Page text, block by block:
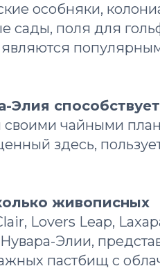
особняки,
сады, поля для
являются
своими чайными
здесь,
живописных
Lovers Leap,
Элии,
пастбищ с